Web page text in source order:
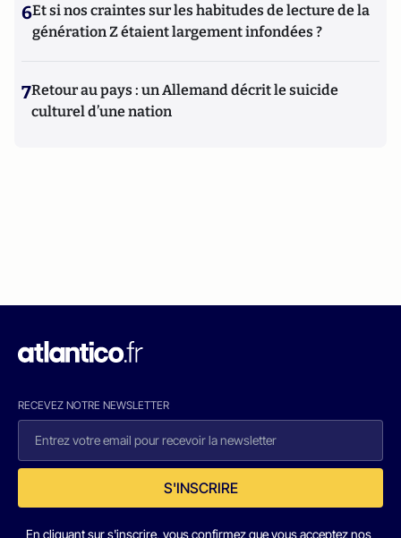
6Et si nos craintes sur les habitudes de lecture de la
génération Z étaient largement infondées ?
7Retour au pays : un Allemand décrit le suicide
culturel d’une nation
RECEVEZ NOTRE NEWSLETTER
S'INSCRIRE
En cliquant sur s'inscrire, vous confirmez que vous acceptez nos